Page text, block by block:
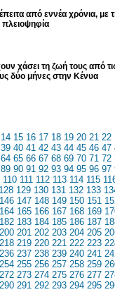
από εννέα χρόνια, με
πλειοψηφία
χάσει τη ζωή τους από
δύο μήνες στην Κένυα
14 15 16 17 18 19 20 21 22
39 40 41 42 43 44 45 46 47
64 65 66 67 68 69 70 71 72
89 90 91 92 93 94 95 96 97
110 111 112 113 114 115
128 129 130 131 132 133
146 147 148 149 150 151
164 165 166 167 168 169
182 183 184 185 186 187
200 201 202 203 204 205
218 219 220 221 222 223
236 237 238 239 240 241
254 255 256 257 258 259
272 273 274 275 276 277
290 291 292 293 294 295